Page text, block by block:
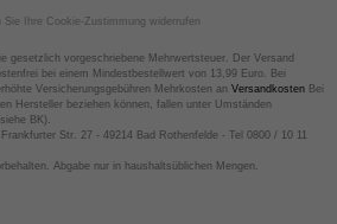
Sie Ihre Cookie-Zustimmung widerrufen
gesetzlich vorgeschriebene Mehrwertsteuer. Der Versand
bei einem Mindestbestellwert von 13,99 Euro. Bei
Versicherungsgebühren Mehrkosten an VersandkostenBei
Hersteller beziehen können, fallen unter Umständen
BK).
Str. 27 - 49214 Bad Rothenfelde - Tel 0800 / 10 11
Abgabe nur in haushaltsüblichen Mengen.